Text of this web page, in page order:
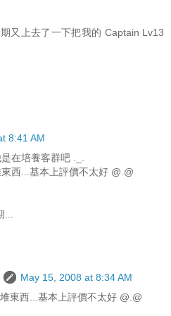
又上去了一下把我的 Captain Lv13
8:41 AM
在培養客群吧 ._.
西...基本上評價不太好 @.@
May 15, 2008 at 8:34 AM
東西...基本上評價不太好 @.@